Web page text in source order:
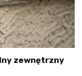
zewnętrzny